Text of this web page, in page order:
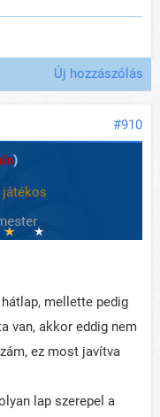
Új hozzászólás
#910
)
játékos
mellette pedig
van, akkor eddig nem
ez most javítva
lap szerepel a